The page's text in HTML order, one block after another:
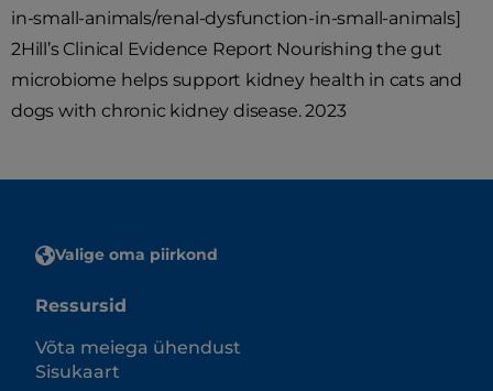
in-small-animals/renal-dysfunction-in-small-animals]
2Hill’s Clinical Evidence Report Nourishing the gut
microbiome helps support kidney health in cats and
dogs with chronic kidney disease. 2023
Valige oma piirkond
Ressursid
Võta meiega ühendust
Sisukaart